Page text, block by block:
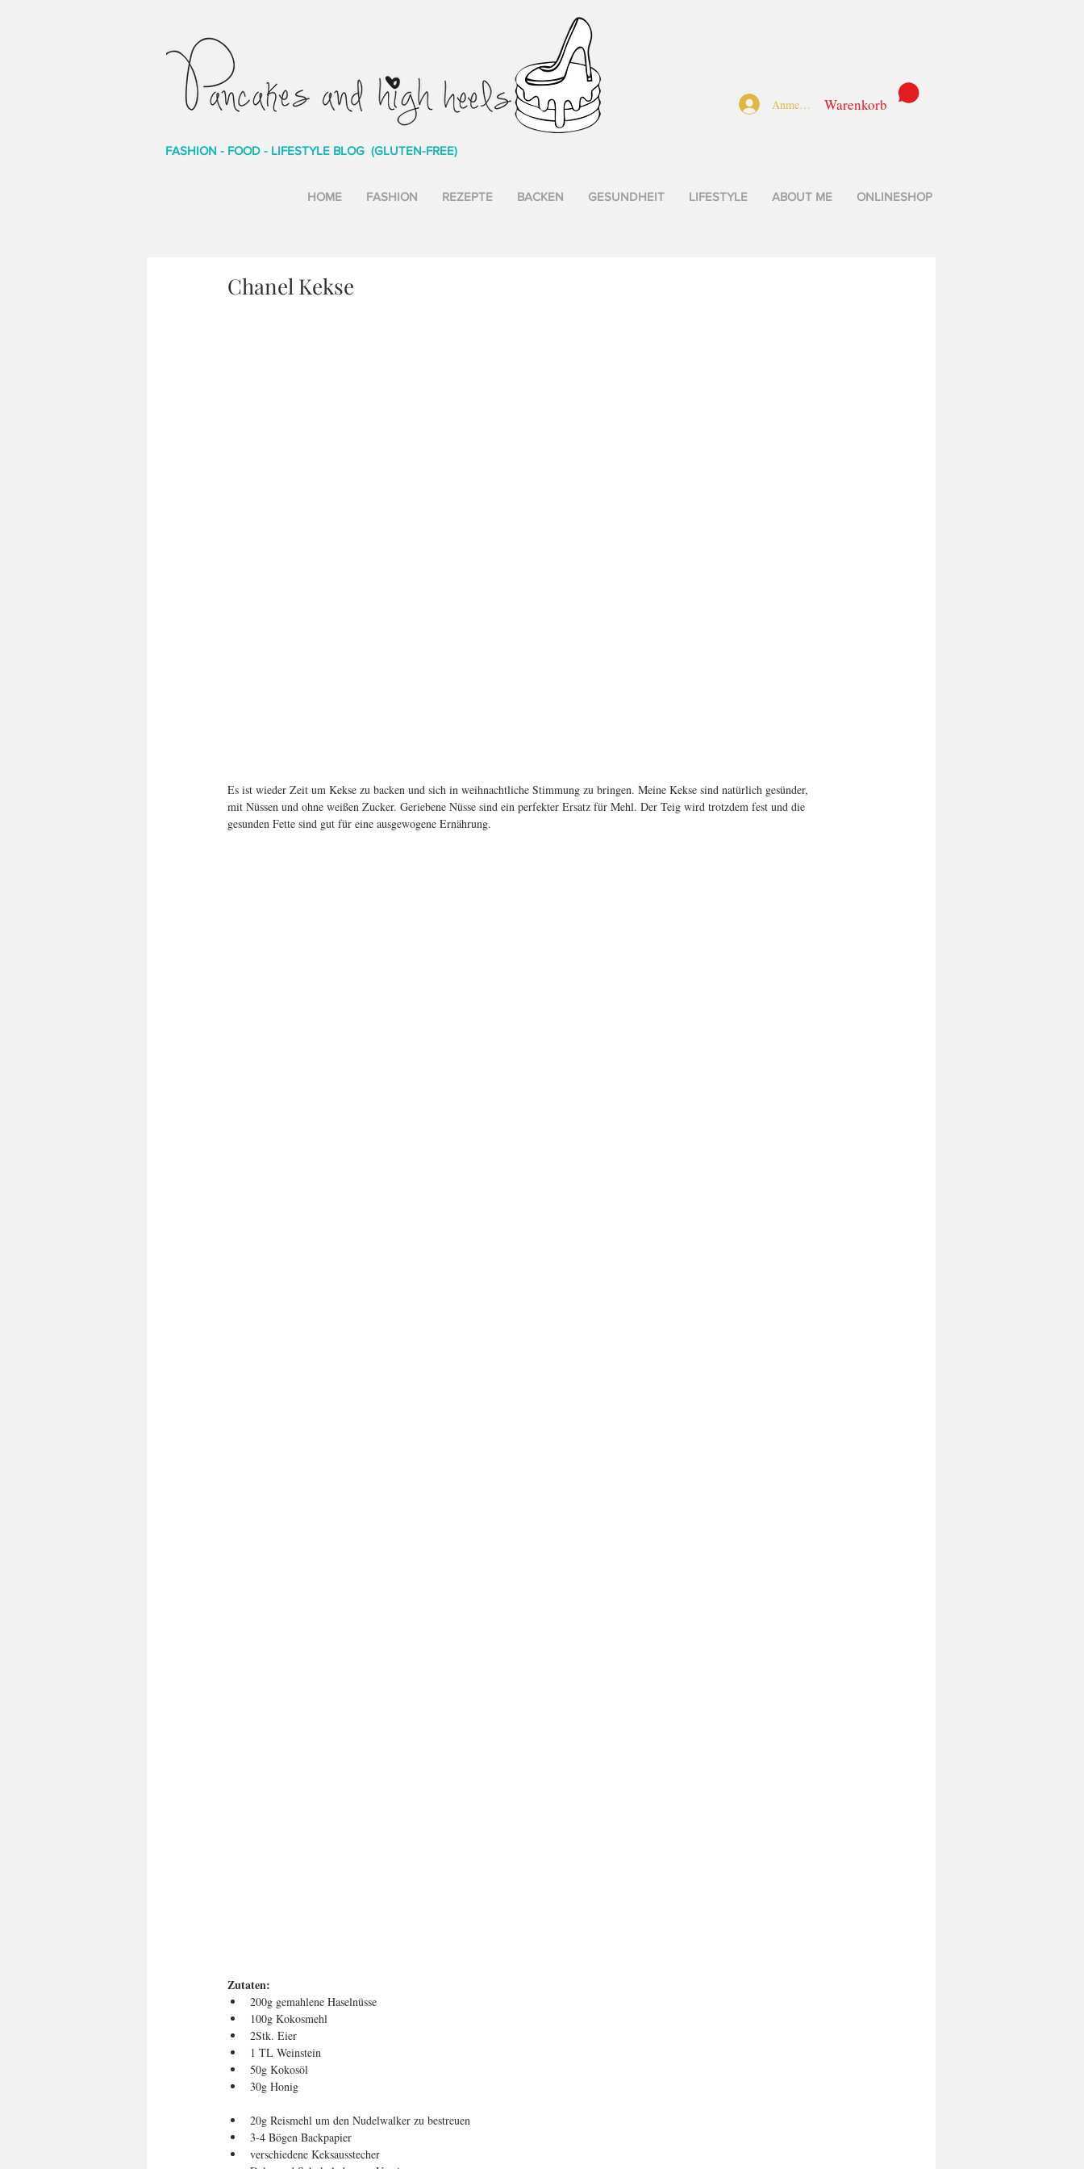
Anmelden Warenkorb
FASHION - FOOD - LIFESTYLE BLOG (GLUTEN-FREE)
HOME FASHION REZEPTE BACKEN GESUNDHEIT LIFESTYLE ABOUT ME ONLINESHOP
Chanel Kekse
Es ist wieder Zeit um Kekse zu backen und sich in weihnachtliche Stimmung zu bringen. Meine Kekse sind natürlich gesünder,
mit Nüssen und ohne weißen Zucker. Geriebene Nüsse sind ein perfekter Ersatz für Mehl. Der Teig wird trotzdem fest und die
gesunden Fette sind gut für eine ausgewogene Ernährung.
Zutaten:
200g gemahlene Haselnüsse
100g Kokosmehl
2Stk. Eier
1 TL Weinstein
50g Kokosöl
30g Honig
20g Reismehl um den Nudelwalker zu bestreuen
3-4 Bögen Backpapier
verschiedene Keksausstecher